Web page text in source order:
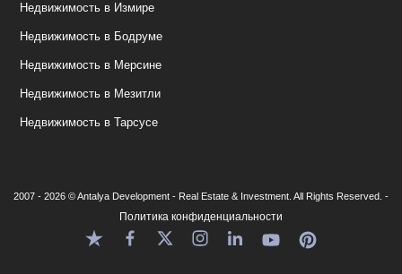
Недвижимость в Измире
Недвижимость в Бодруме
Недвижимость в Мерсине
Недвижимость в Мезитли
Недвижимость в Тарсусе
2007 - 2026 © Antalya Development - Real Estate & Investment. All Rights Reserved. -
Политика конфиденциальности